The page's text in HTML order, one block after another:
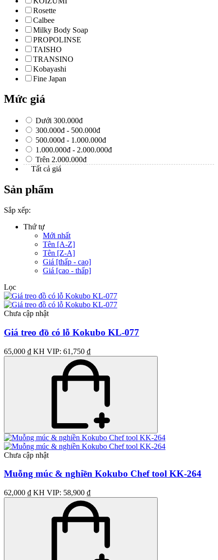
Rosette
Calbee
Milky Body Soap
PROPOLINSE
TAISHO
TRANSINO
Kobayashi
Fine Japan
Mức giá
Dưới 300.000đ
300.000đ - 500.000đ
500.000đ - 1.000.000đ
1.000.000đ - 2.000.000đ
Trên 2.000.000đ
Tất cả giá
Sản phẩm
Sắp xếp:
Thứ tự
Mới nhất
Tên [A-Z]
Tên [Z-A]
Giá [thấp - cao]
Giá [cao - thấp]
Lọc
Chưa cập nhật
Giá treo đồ có lỗ Kokubo KL-077
65,000 ₫ KH VIP: 61,750 ₫
Chưa cập nhật
Muỗng múc & nghiền Kokubo Chef tool KK-264
62,000 ₫ KH VIP: 58,900 ₫